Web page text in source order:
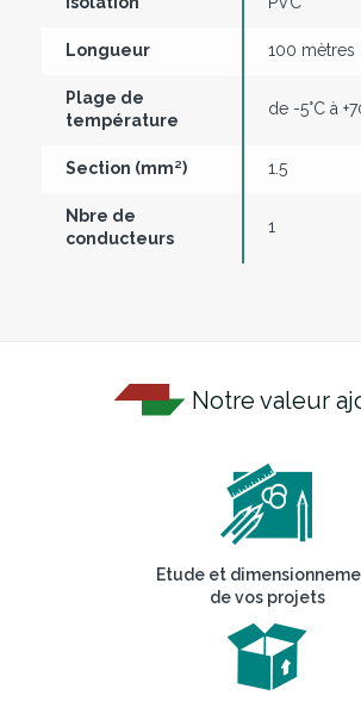
Longueur 100 mètres
Plage de
température
de -5°C à
Section (mm²) 1.5
Nbre de
conducteurs
1
Notre valeur
Etude et
de vos projets